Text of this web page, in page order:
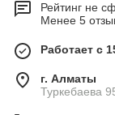
Рейтинг не
Менее 5
Работает с
г. Алматы
Туркебаева